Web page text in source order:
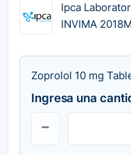
Ipca
INVIMA
Zoprolol 10 mg
Ingresa una